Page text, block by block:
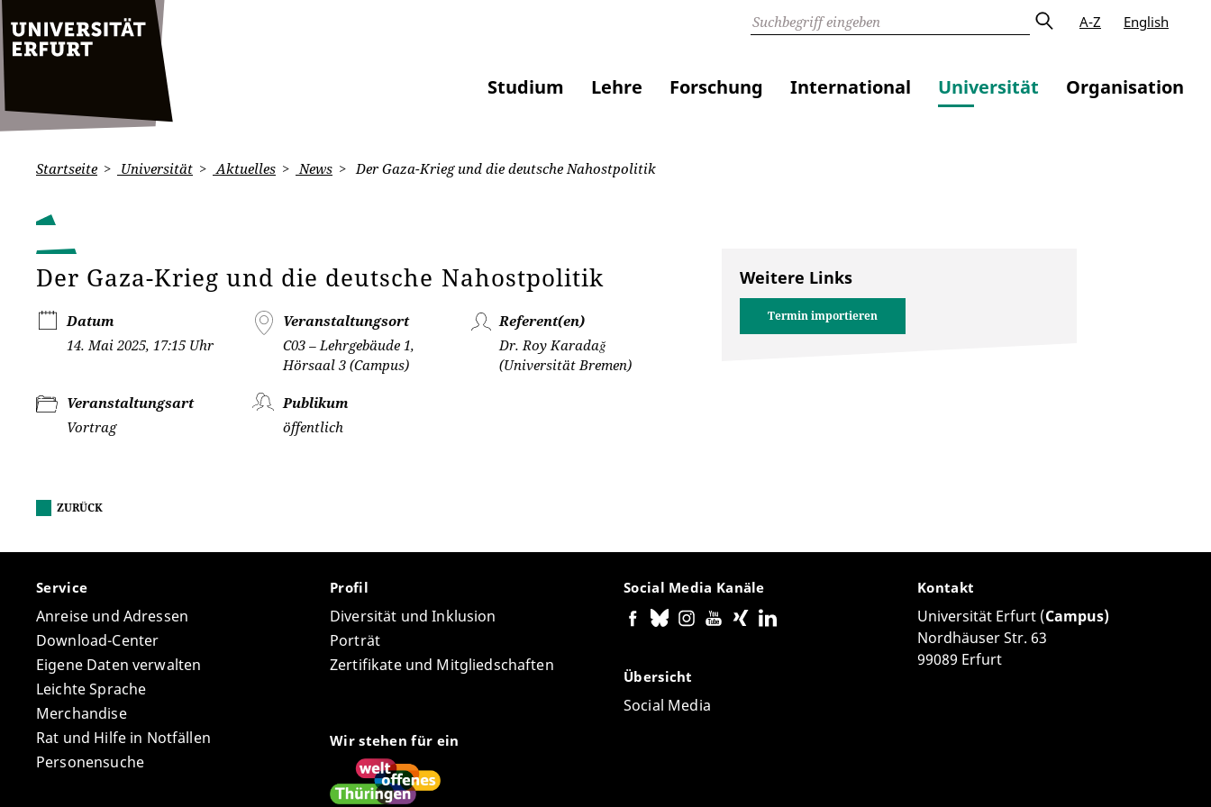
A-Z English
Studium Lehre Forschung International Universität Organisation
Startseite Universität Aktuelles News Der Gaza-Krieg und die deutsche Nahostpolitik
Der Gaza-Krieg und die deutsche Nahostpolitik
Datum
14. Mai 2025, 17:15 Uhr
Veranstaltungsort
C03 – Lehrgebäude 1,
Hörsaal 3 (Campus)
Referent(en)
Dr. Roy Karadağ
(Universität Bremen)
Veranstaltungsart
Vortrag
Publikum
öffentlich
Weitere Links
Termin importieren
ZURÜCK
Service
Anreise und Adressen
Download-Center
Eigene Daten verwalten
Leichte Sprache
Merchandise
Rat und Hilfe in Notfällen
Personensuche
Profil
Diversität und Inklusion
Porträt
Zertifikate und Mitgliedschaften
Wir stehen für ein
Social Media Kanäle
Übersicht
Social Media
Kontakt
Universität Erfurt (Campus)
Nordhäuser Str. 63
99089 Erfurt